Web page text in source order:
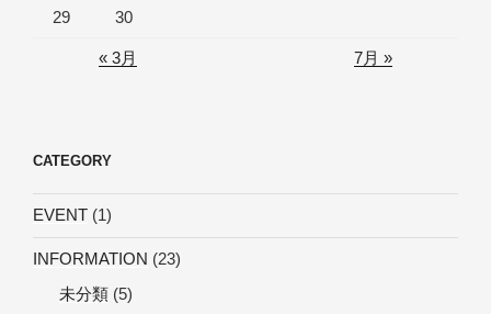
29 30
« 3月 7月 »
CATEGORY
EVENT (1)
INFORMATION (23)
未分類 (5)